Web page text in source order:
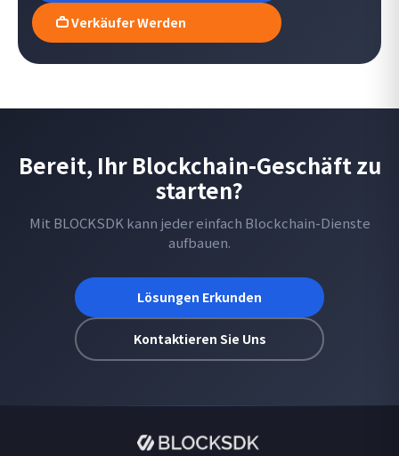
Verkäufer Werden
Bereit, Ihr Blockchain-Geschäft zu
starten?
Mit BLOCKSDK kann jeder einfach Blockchain-Dienste
aufbauen.
Lösungen Erkunden
Kontaktieren Sie Uns